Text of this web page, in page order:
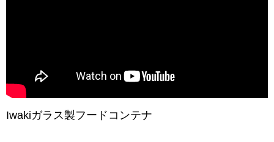
Iwakiガラス製フードコンテナ